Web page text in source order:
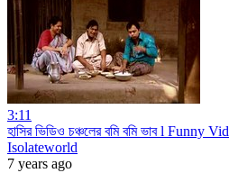
3:11
হাসির ভিডিও চঞ্চলের বমি বমি ভাব l
Isolateworld
7 years ago